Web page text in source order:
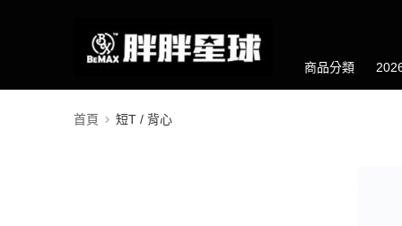
商品分類
首頁 短T / 背心